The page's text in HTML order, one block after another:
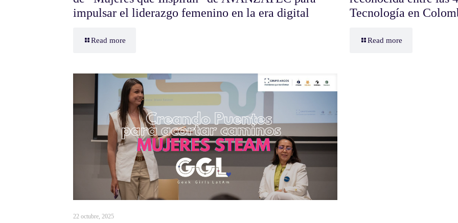
impulsar el liderazgo femenino en la era digital
Read more
Tecnología en
Read more
22 octubre, 2025